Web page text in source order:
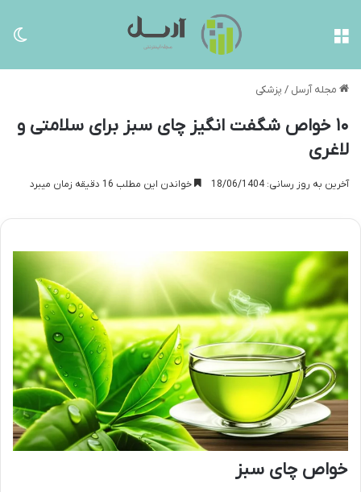
مجله آرسل / پزشکی
۱۰ خواص شگفت انگیز چای سبز برای سلامتی و
لاغری
آخرین به روز رسانی: 18/06/1404 خواندن این مطلب 16 دقیقه زمان میبرد
خواص چای سبز